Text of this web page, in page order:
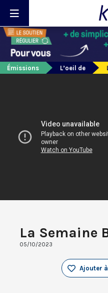
Émissions L’oeil de
La Semaine
05/10/2023
Ajouter